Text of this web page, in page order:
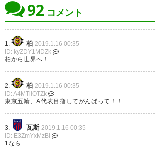
リーグ。そして日本代表になる
のを応援するのみ(๑•̀ㅂ•́)و✧
— Yuki (yukikiki_26)
14
絶対J2でやりたくない中山ゆー
たと国内移籍は許さないプロテ
クトかけたレイソルの熱いバト
92 コメント
1. 柏 2019.1.16 00:35
ID: kyZDY1MDZk
柏から世界へ！
2. 柏 2019.1.16 00:35
ID: A4MTliOTZk
東京五輪、A代表目指してがんばって！！
3. 瓦斯 2019.1.16 00:35
ID: E3ZmYxMzBl
1なら